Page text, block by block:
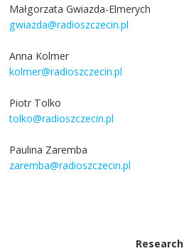
Małgorzata Gwiazda-Elmerych
gwiazda@radioszczecin.pl
Anna Kolmer
kolmer@radioszczecin.pl
Piotr Tolko
tolko@radioszczecin.pl
Paulina Zaremba
zaremba@radioszczecin.pl
Research